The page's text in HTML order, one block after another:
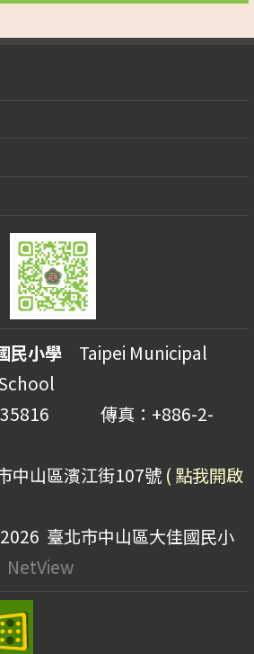
民小學 Taipei Municipal
傳真：+886-2-
中山區濱江街107號 ( 點我開啟
臺北市中山區大佳國民小
NetView